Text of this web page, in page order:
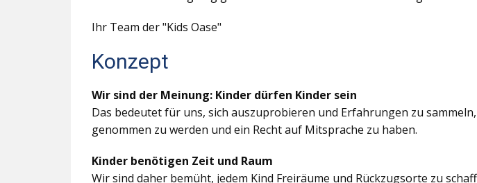
Ihr Team der "Kids Oase"
Konzept
Wir sind der Meinung: Kinder dürfen Kinder sein
Das bedeutet für uns, sich auszuprobieren und Erfahrungen zu
genommen zu werden und ein Recht auf Mitsprache zu haben.
Kinder benötigen Zeit und Raum
Wir sind daher bemüht, jedem Kind Freiräume und Rückzugsorte zu